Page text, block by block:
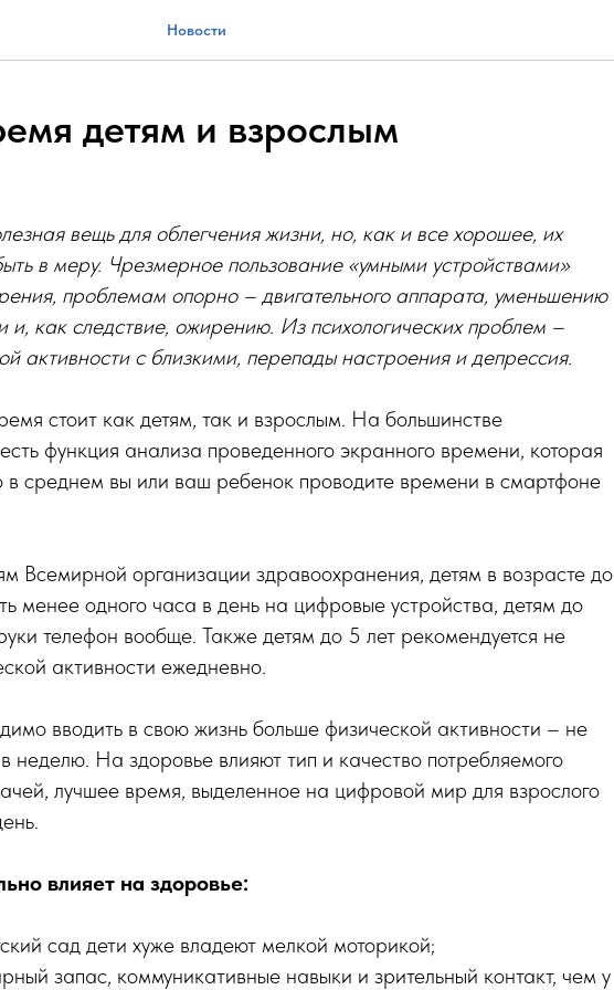
Новости
детям и взрослым
вещь для облегчения жизни, но, как и все хорошее, их
в меру. Чрезмерное пользование «умными устройствами»
проблемам опорно – двигательного аппарата, уменьшению
и, как следствие, ожирению. Из психологических проблем –
активности с близкими, перепады настроения и депрессия.
стоит как детям, так и взрослым. На большинстве
функция анализа проведенного экранного времени, которая
в среднем вы или ваш ребенок проводите времени в смартфоне
Всемирной организации здравоохранения, детям в возрасте до
менее одного часа в день на цифровые устройства, детям до
телефон вообще. Также детям до 5 лет рекомендуется не
активности ежедневно.
вводить в свою жизнь больше физической активности – не
На здоровье влияют тип и качество потребляемого
лучшее время, выделенное на цифровой мир для взрослого
влияет на здоровье:
сад дети хуже владеют мелкой моторикой;
запас, коммуникативные навыки и зрительный контакт, чем у